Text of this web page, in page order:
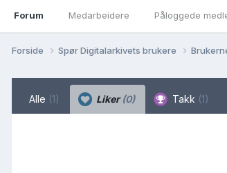
Forum Medarbeidere Påloggede
Forside Spør Digitalarkivets brukere
Alle (1) Liker(0) Takk (1)